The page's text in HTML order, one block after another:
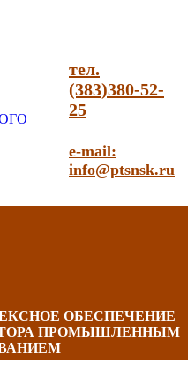
тел.
(383)380-52-
25
e-mail:
info@ptsnsk.ru
ОБЕСПЕЧЕНИЕ
ПРОМЫШЛЕННЫМ